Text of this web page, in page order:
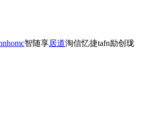
智随享居道淘信忆捷tafn励创 珑